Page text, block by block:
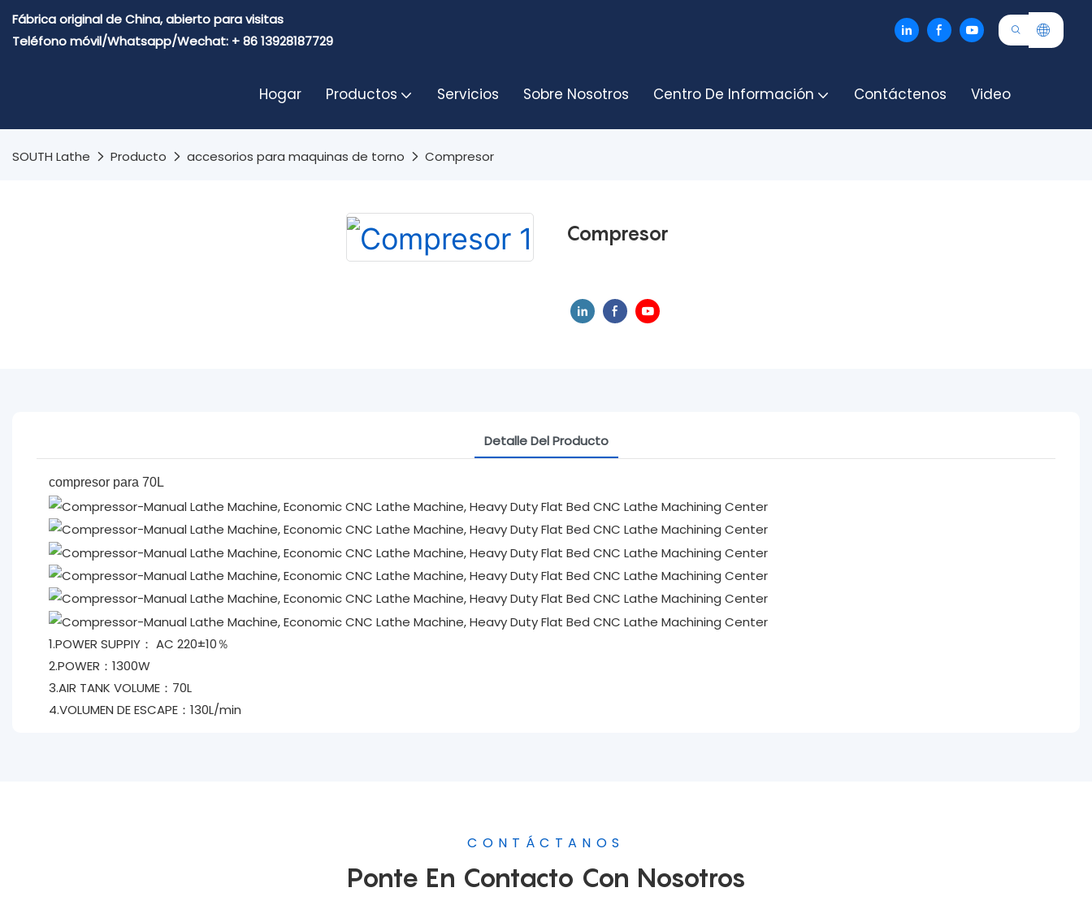
Fábrica original de China, abierto para visitas
Teléfono móvil/Whatsapp/Wechat: + 86 13928187729
Hogar Productos Servicios Sobre Nosotros Centro De Información Contáctenos Video
SOUTH Lathe Producto accesorios para maquinas de torno Compresor
Compresor
Detalle Del Producto
compresor para 70L
1.POWER SUPPIY： AC 220±10％
2.POWER：1300W
3.AIR TANK VOLUME：70L
4.VOLUMEN DE ESCAPE：130L/min
CONTÁCTANOS
Ponte En Contacto Con Nosotros